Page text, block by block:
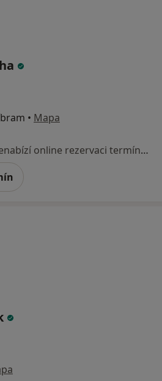
• Mapa
Tento specialista nenabízí online rezervaci termínu na této adrese.